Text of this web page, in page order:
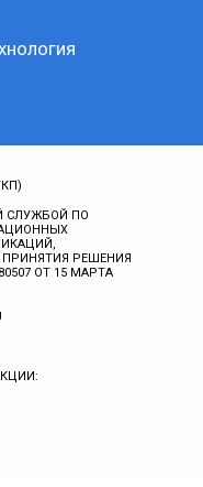
СЛУЖБОЙ ПО
РЕШЕНИЯ
ОТ 15 МАРТА